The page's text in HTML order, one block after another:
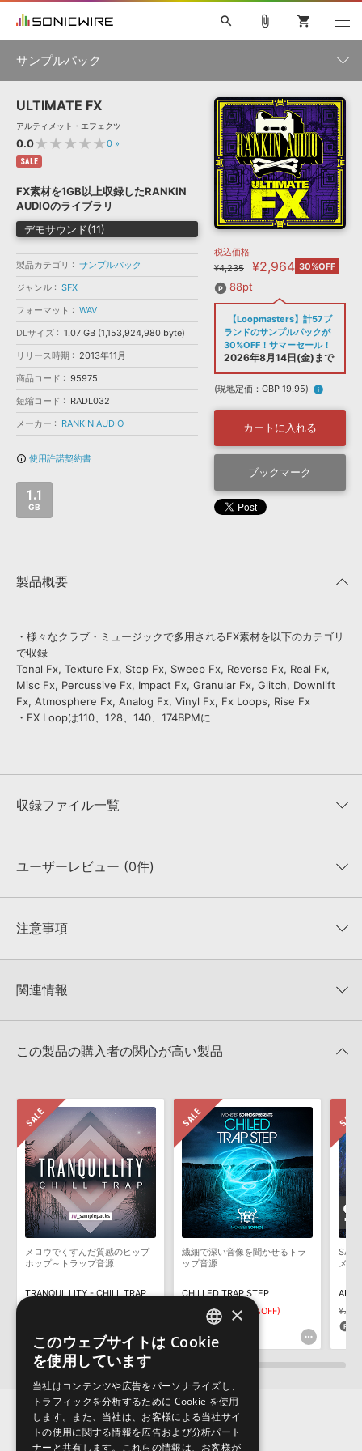
ソフト音源 »
プラグイン・エフェクト »
サンプルパック »
ソフトウェア／ツール »
DAW »
効果音 »
BGM »
特集 »
ニュースレター »
SONICWIREブログ »
製品サポート情報 »
DTMガイド »
FAQ »
お問い合わせ »
音楽カード
楽曲配信流通 サービス
無償のサウンド管理ソフト
次世代型 ボーカル・エディタ
APS
search
初音ミク NT 巡音ルカ V4X
MEIKO V3
KAITO V3
VOCALOID TOONTRACK
SPITFIRE AUDIO
VIENNA
EZ DRUMMER 3
ライセンスフリーBGM
ボーカル抜き出し
DUBSTEP
ELECTRONICA
EDM TRANCE MUTANT
ROUTER.FM
ソフト音源 プラグイン・エフェクト
ソフトウェア／ツール 効果音
attach_file shopping_cart
サンプルパック
製品一覧
メーカー
フォーマット
ランキング
ULTIMATE FX
アルティメット・エフェクツ
0.0★★★★★0 »
SALE
FX素材を1GB以上収録したRANKIN
AUDIOのライブラリ
デモサウンド(11)
製品カテゴリ
サンプルパック
ジャンル
SFX
フォーマット
WAV
DLサイズ
1.07 GB (1,153,924,980 byte)
リリース時期
2013年11月
商品コード
95975
短縮コード
RADL032
メーカー
RANKIN AUDIO
info_outline 使用許諾契約書
1.1
GB
税込価格
¥4,235
¥2,964 30%OFF
88pt
【Loopmasters】計57ブ
ランドのサンプルパックが
30%OFF！サマーセール！
2026年8月14日(金)まで
(現地定価：GBP 19.95) info
カートに入れる
ブックマーク
製品概要
・様々なクラブ・ミュージックで多用されるFX素材を以下のカテゴリ
で収録
Tonal Fx, Texture Fx, Stop Fx, Sweep Fx, Reverse Fx, Real Fx,
Misc Fx, Percussive Fx, Impact Fx, Granular Fx, Glitch, Downlift
Fx, Atmosphere Fx, Analog Fx, Vinyl Fx, Fx Loops, Rise Fx
・FX Loopは110、128、140、174BPMに
収録ファイル一覧
収録ファイル一覧
ユーザーレビュー (0件)
★★★★★
★5
★4
★1
注意事項
KONTAKTフォーマットは、
でお使いいただけます。無償版のKONTAKT PLAYERではお使いい
4GBを超えるデータに関するご注意：FAT32でフォーマットされた
きます際には、NTFSやHFS＋でフォーマットされたHDDをご用意
いただく必要がございます。
製品の購入手続き完了後、受注確認メールとシリアルナンバーをお
知らせするメールの2通が送信されます。メールに記載されており
ます説明に沿って、製品のダウンロード／導入を行って下さい。
サンプルパック製品には、原則として日本語版操作マニュアルをご
用意しておりません。ご購入後のご不明点や詳細に関するお問い合
わせなどはテクニカルサポート
までご連絡ください。
デモソングは、製品収録サウンドを使ってできることを紹介するた
そのものをお使いいただくことはできません。また、デモソングを
構成する全てのサウンドが、サンプルパックに含まれていることを
ダウンロード製品という性質上、一切の返品・返金はお受け付け致
しかねます。
関連情報
マーセール！
この製品の購入者の関心が高い製品
メロウでくすんだ質感のヒップ
ホップ～トラップ音源
TRANQUILLITY - CHILL TRAP
繊細で深い音像を聞かせるトラ
ップ音源
CHILLED TRAP STEP
¥7,425 ¥5,197(30%OFF)
155pt
メー
ENGLISH
×
このウェブサイトは Cookie
を使用しています
当社はコンテンツや広告をパーソナライズし、
トラフィックを分析するために Cookie を使用
します。また、当社は、お客様による当社サイ
トの使用に関する情報を広告および分析パート
ナーと共有します。これらの情報は、お客様が